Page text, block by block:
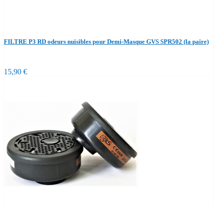
FILTRE P3 RD odeurs nuisibles pour Demi-Masque GVS SPR502 (la paire)
15,90 €